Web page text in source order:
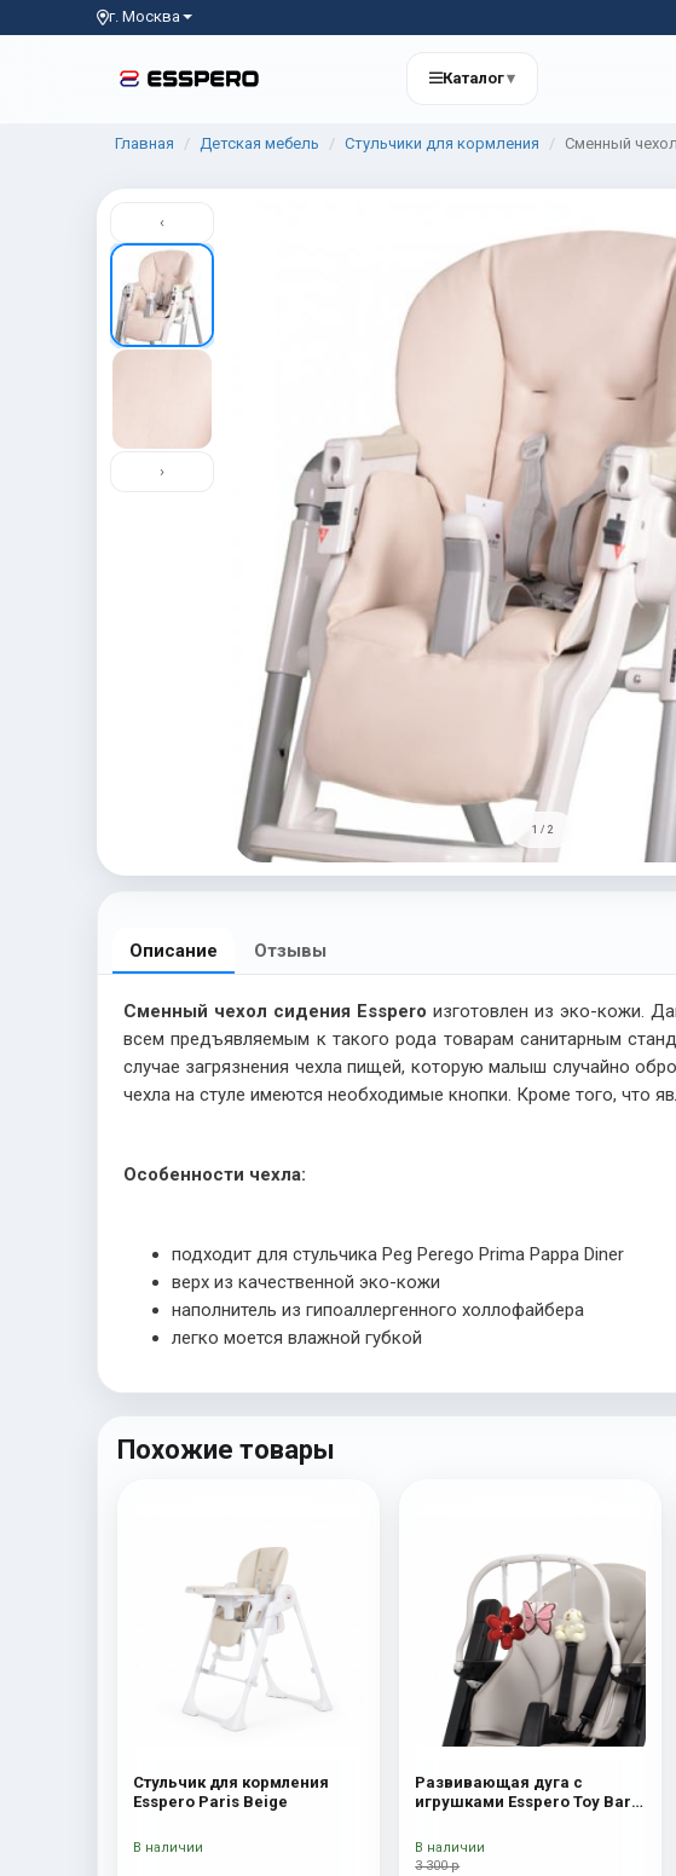
г. Москва
Каталог▾
Главная Детская мебель Стульчики для кормления Сменный
‹
›
1 / 2
Описание Отзывы
Сменный чехол сидения Esspero изготовлен из эко-кожи.
всем предъявляемым к такого рода товарам санитарным
случае загрязнения чехла пищей, которую малыш случайно
чехла на стуле имеются необходимые кнопки. Кроме того, что
Особенности чехла:
подходит для стульчика Peg Perego Prima Pappa Diner
верх из качественной эко-кожи
наполнитель из гипоаллергенного холлофайбера
легко моется влажной губкой
Похожие товары
Стульчик для кормления
Esspero Paris Beige
В наличии
Развивающая дуга с
игрушками Esspero Toy Bar
3 300 р
В наличии